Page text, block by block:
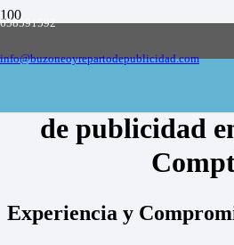
658591592
info@buzoneoyrepartodepublicidad.com
Empresa de buzoneo y reparto de
de publicidad
Experiencia y